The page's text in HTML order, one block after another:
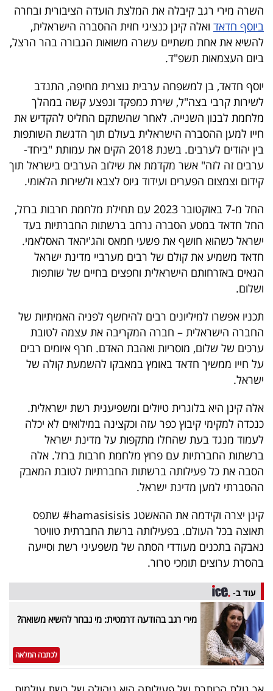
דרושים
ניוזלטרים
מייל
אדום
פרסמו
באייס
עקבו
אחרינו:
השרה מירי רגב קיבלה את המלצת הועדה הציבורית ובחרה
ביוסף חדאד ואלה קינן כנציגי חזית ההסברה הישראלית,
להשיא את אחת משתיים עשרה משואות הגבורה בהר הרצל,
ביום העצמאות תשפ"ד.
יוסף חדאד, בן למשפחה ערבית נוצרית מחיפה, התנדב
לשירות קרבי בצה"ל, שירת כמפקד ונפצע קשה במהלך
מלחמת לבנון השנייה. לאחר שהשתקם החליט להקדיש את
חייו למען ההסברה הישראלית בעולם תוך הדגשת השותפות
בין יהודים לערבים. בשנת 2018 הקים את עמותת "ביחד-
ערבים זה לזה" אשר מקדמת את שילוב הערבים בישראל תוך
קידום וצמצום הפערים ועידוד גיוס לצבא ולשירות הלאומי.
החל מ-7 באוקטובר 2023 עם תחילת מלחמת חרבות ברזל,
החל חדאד במסע הסברה נרחב ברשתות החברתיות בעד
ישראל כשהוא חושף את פשעי חמאס והג'יהאד האסלאמי.
חדאד משמיע את קולם של רבים מערביי מדינת ישראל
הגאים באזרחותם הישראלית וחפצים בחיים של שותפות
ושלום.
תכניו אפשרו למיליונים רבים להיחשף לפניה האמיתיות של
החברה הישראלית – חברה המקריבה את עצמה לטובת
ערכים של שלום, מוסריות ואהבת האדם. חרף איומים רבים
על חייו ממשיך חדאד באומץ במאבקו להשמעת קולה של
ישראל.
אלה קינן היא בלוגרית טיולים ומשפיענית רשת ישראלית.
כנכדה למקימי קיבוץ כפר עזה וכקצינה במילואים לא יכלה
לעמוד מנגד בעת שהחלו מתקפות על מדינת ישראל
ברשתות החברתיות עם פרוץ מלחמת חרבות ברזל. אלה
הסבה את כל פעילותה ברשתות החברתיות לטובת המאבק
ההסברתי למען מדינת ישראל.
קינן יצרה וקידמה את ההאשטג hamasisisis# שתפס
תאוצה בכל העולם. בפעילותה ברשת החברתית טוויטר
נאבקה בתכנים מעודדי הסתה של משפעיני רשת וסייעה
בהסרת ערוצים תומכי טרור.
עוד ב-
מירי רגב בהודעה דרמטית: מי נבחר להשיא משואה?
לכתבה המלאה